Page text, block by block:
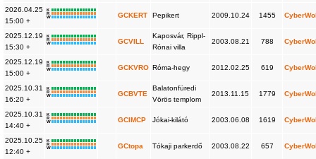
2026.04.25
15:00 +
K
R
W
GCKERT Pepikert 2009.10.24 1455
2025.12.19
15:30 +
K
R
W
GCVILL
Kaposvár, Rippl-
Rónai villa
2003.08.21 788
2025.12.19
15:00 +
K
R
W
GCKVRO Róma-hegy 2012.02.25 619
2025.10.31
16:20 +
K
R
W
GCBVTE
Balatonfüredi
Vörös templom
2013.11.15 1779
2025.10.31
14:40 +
K
R
W
GCIMCP Jókai-kilátó 2003.06.08 1619
2025.10.25
12:40 +
K
R
W
GCtopa Tókaji parkerdő 2003.08.22 657